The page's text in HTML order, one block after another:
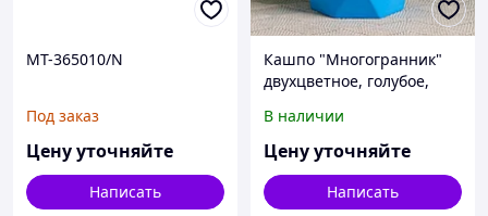
MT-365010/N
Под заказ
Цену уточняйте
Написать
Кашпо "Многогранник"
двухцветное, голубое,
В наличии
Цену уточняйте
Написать